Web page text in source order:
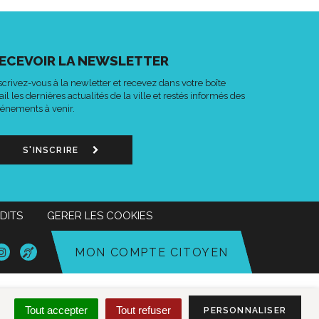
Tout accepter Tout refuser PERSONNALISER
LA NEWSLETTER
vous à la newletter et recevez dans votre boîte
les dernières actualités de la ville et restés informés des
à venir.
S'INSCRIRE
GERER LES COOKIES
MON COMPTE CITOYEN
Lien
vers
le
Instagram
Acce-
o